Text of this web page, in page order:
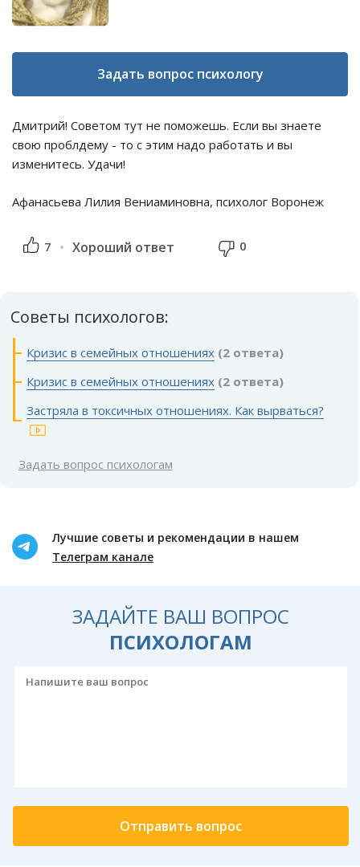
Задать вопрос психологу
Дмитрий! Советом тут не поможешь. Если вы знаете
свою проблдему - то с этим надо работать и вы
изменитесь. Удачи!
Афанасьева Лилия Вениаминовна, психолог Воронеж
7 Хороший ответ 0
Советы психологов:
Кризис в семейных отношениях (2 ответа)
Кризис в семейных отношениях (2 ответа)
Застряла в токсичных отношениях. Как вырваться?
Задать вопрос психологам
Лучшие советы и рекомендации в нашем
Телеграм канале
ЗАДАЙТЕ ВАШ ВОПРОС
ПСИХОЛОГАМ